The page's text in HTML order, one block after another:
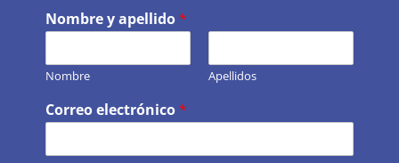
Nombre y apellido*
Nombre Apellidos
Correo electrónico*